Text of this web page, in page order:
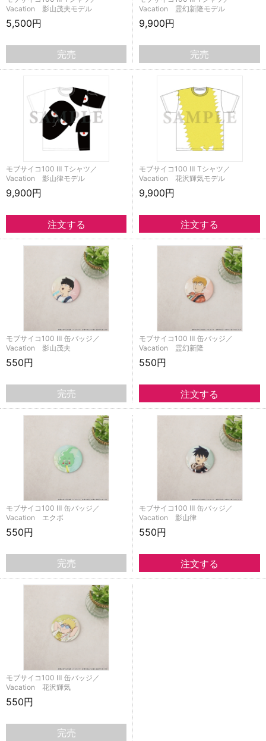
Vacation 影山茂夫モデル
5,500円
完売
Vacation 霊幻新隆モデル
9,900円
完売
モブサイコ100 Ⅲ Tシャツ／
Vacation 影山律モデル
9,900円
モブサイコ100 Ⅲ Tシャツ／
Vacation 花沢輝気モデル
9,900円
モブサイコ100 Ⅲ 缶バッジ／
Vacation 影山茂夫
550円
完売
モブサイコ100 Ⅲ 缶バッジ／
Vacation 霊幻新隆
550円
モブサイコ100 Ⅲ 缶バッジ／
Vacation エクボ
550円
完売
モブサイコ100 Ⅲ 缶バッジ／
Vacation 影山律
550円
モブサイコ100 Ⅲ 缶バッジ／
Vacation 花沢輝気
550円
完売